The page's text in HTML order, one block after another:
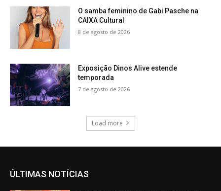
O samba feminino de Gabi Pasche na
CAIXA Cultural
8 de agosto de 2026
Exposição Dinos Alive estende
temporada
7 de agosto de 2026
Load more
ÚLTIMAS NOTÍCIAS